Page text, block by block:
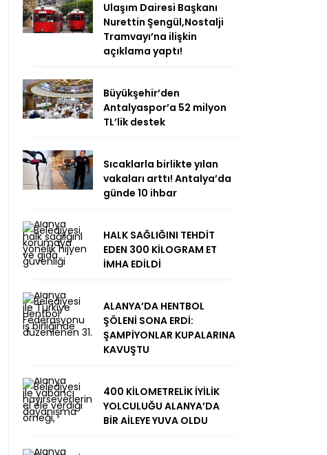
Ulaşım Dairesi Başkanı
Nurettin Şengül,Nostalji
Tramvayı’na ilişkin
açıklama yaptı!
Büyükşehir’den
Antalyaspor’a 52 milyon
TL’lik destek
Sıcaklarla birlikte yılan
vakaları arttı! Antalya’da
günde 10 ihbar
HALK SAĞLIĞINI TEHDİT
EDEN 300 KİLOGRAM ET
İMHA EDİLDİ
ALANYA’DA HENTBOL
ŞÖLENİ SONA ERDİ:
ŞAMPİYONLAR KUPALARINA
KAVUŞTU
400 KİLOMETRELİK İYİLİK
YOLCULUĞU ALANYA’DA
BİR AİLEYE YUVA OLDU